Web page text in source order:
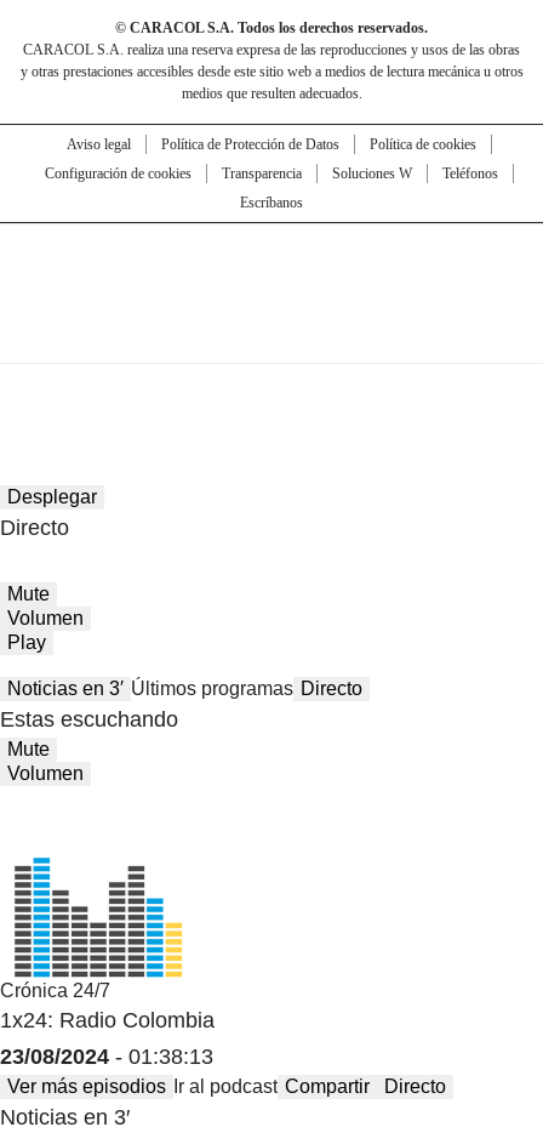
© CARACOL S.A. Todos los derechos reservados.
CARACOL S.A. realiza una reserva expresa de las reproducciones y usos de las obras
y otras prestaciones accesibles desde este sitio web a medios de lectura mecánica u otros
medios que resulten adecuados.
Aviso legal Política de Protección de Datos
Política de cookies
Configuración de cookies
Transparencia Soluciones W
Teléfonos
Escríbanos
Desplegar
Directo
Mute
Volumen
Play
Noticias en 3′ Últimos programas Directo
Estas escuchando
Mute
Volumen
Crónica 24/7
1x24: Radio Colombia
23/08/2024 - 01:38:13
Ver más episodios Ir al podcast Compartir Directo
Noticias en 3′